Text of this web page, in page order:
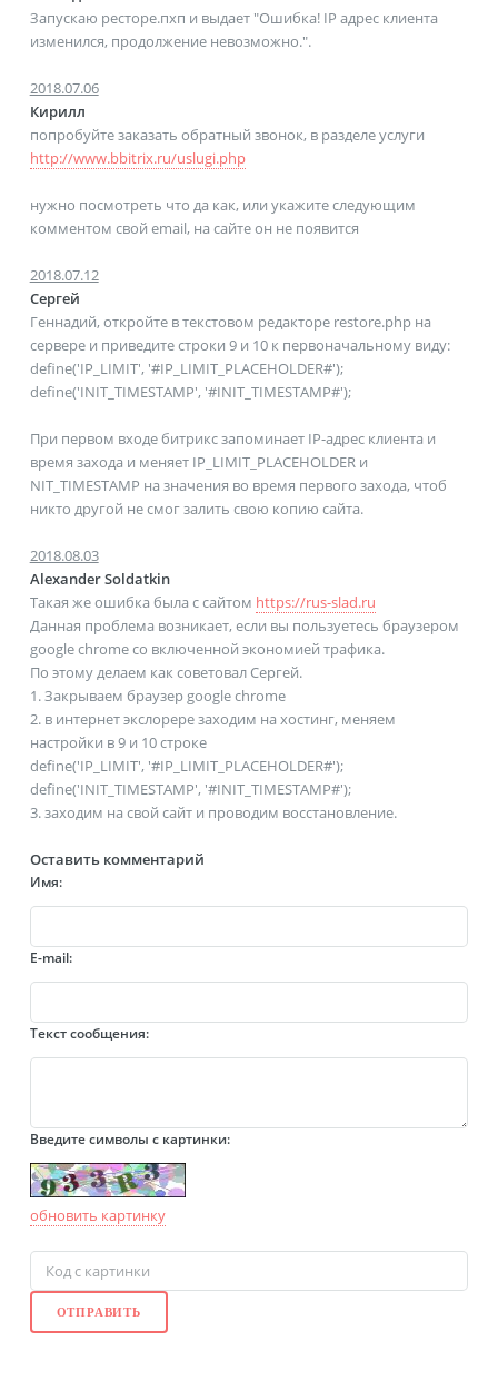
Запускаю ресторе.пхп и выдает "Ошибка! IP адрес клиента
изменился, продолжение невозможно.".
2018.07.06
Кирилл
попробуйте заказать обратный звонок, в разделе услуги
http://www.bbitrix.ru/uslugi.php
нужно посмотреть что да как, или укажите следующим
комментом свой email, на сайте он не появится
2018.07.12
Сергей
Геннадий, откройте в текстовом редакторе restore.php на
сервере и приведите строки 9 и 10 к первоначальному виду:
define('IP_LIMIT', '#IP_LIMIT_PLACEHOLDER#');
define('INIT_TIMESTAMP', '#INIT_TIMESTAMP#');
При первом входе битрикс запоминает IP-адрес клиента и
время захода и меняет IP_LIMIT_PLACEHOLDER и
NIT_TIMESTAMP на значения во время первого захода, чтоб
никто другой не смог залить свою копию сайта.
2018.08.03
Alexander Soldatkin
Такая же ошибка была с сайтом https://rus-slad.ru
Данная проблема возникает, если вы пользуетесь браузером
google chrome со включенной экономией трафика.
По этому делаем как советовал Сергей.
1. Закрываем браузер google chrome
2. в интернет экслорере заходим на хостинг, меняем
настройки в 9 и 10 строке
define('IP_LIMIT', '#IP_LIMIT_PLACEHOLDER#');
define('INIT_TIMESTAMP', '#INIT_TIMESTAMP#');
3. заходим на свой сайт и проводим восстановление.
Оставить комментарий
Имя:
E-mail:
Текст сообщения:
Введите символы с картинки:
обновить картинку